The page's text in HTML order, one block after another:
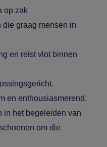
op zak
graag mensen in
en reist vlot binnen
en enthousiasmerend.
in het begeleiden van
om die